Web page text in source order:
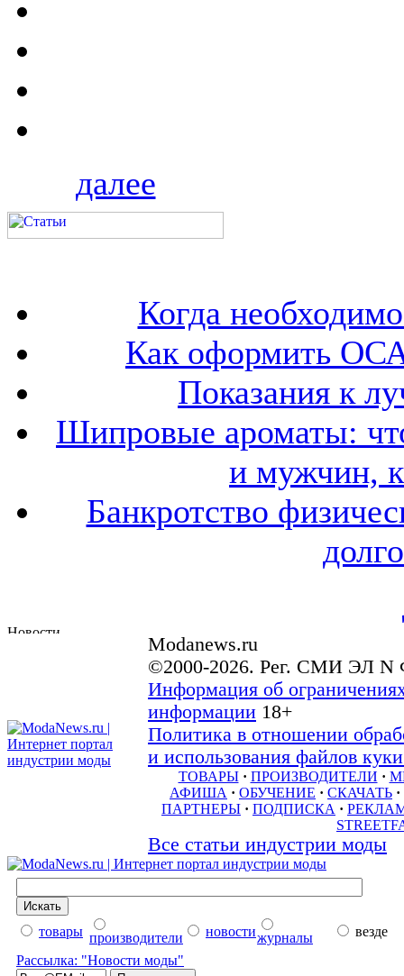
далее
Когда
Как оформить
Показания к
Шипровые ароматы:
и мужчин,
Банкротство
Modanews.ru
©2000-2026. Рег. СМИ ЭЛ N
Информация об
информации 18+
Политика в отношении
и использования файлов
ТОВАРЫ · ПРОИЗВОДИТЕЛИ ·
АФИША · ОБУЧЕНИЕ · СКАЧАТЬ ·
ПАРТНЕРЫ · ПОДПИСКА ·
Все статьи индустрии моды
товары производители новостижурналы
везде
Рассылка: "Новости моды"